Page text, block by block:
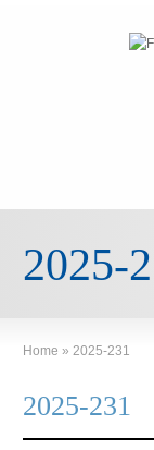
2025-
Home » 2025-231
2025-231